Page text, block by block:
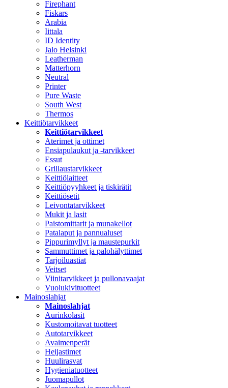
Firephant
Fiskars
Arabia
Iittala
ID Identity
Jalo Helsinki
Leatherman
Matterhorn
Neutral
Printer
Pure Waste
South West
Thermos
Keittiötarvikkeet
Keittiötarvikkeet
Aterimet ja ottimet
Ensiapulaukut ja -tarvikkeet
Essut
Grillaustarvikkeet
Keittiölaitteet
Keittiöpyyhkeet ja tiskirätit
Keittiösetit
Leivontatarvikkeet
Mukit ja lasit
Paistomittarit ja munakellot
Patalaput ja pannualuset
Pippurimyllyt ja maustepurkit
Sammuttimet ja palohälyttimet
Tarjoiluastiat
Veitset
Viinitarvikkeet ja pullonavaajat
Vuolukivituotteet
Mainoslahjat
Mainoslahjat
Aurinkolasit
Kustomoitavat tuotteet
Autotarvikkeet
Avaimenperät
Heijastimet
Huulirasvat
Hygieniatuotteet
Juomapullot